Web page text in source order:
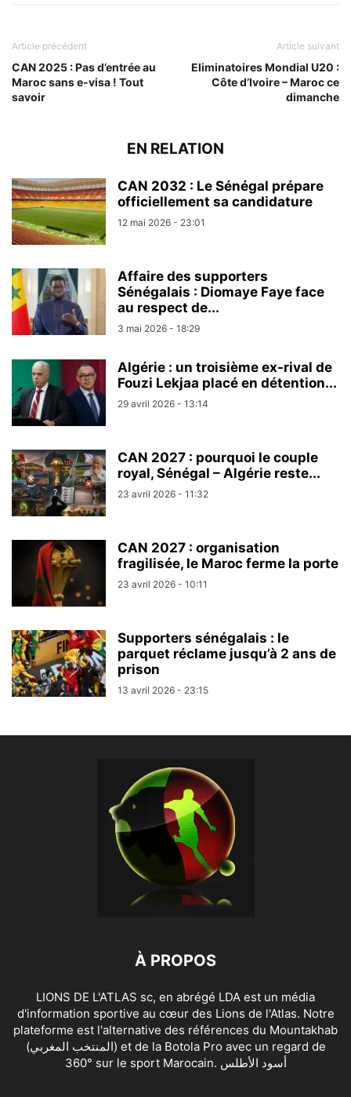
Article précédent
CAN 2025 : Pas d’entrée au
Maroc sans e-visa ! Tout
savoir
Article suivant
Eliminatoires Mondial U20 :
Côte d’Ivoire – Maroc ce
dimanche
EN RELATION
CAN 2032 : Le Sénégal prépare
officiellement sa candidature
12 mai 2026 - 23:01
Affaire des supporters
Sénégalais : Diomaye Faye face
au respect de...
3 mai 2026 - 18:29
Algérie : un troisième ex-rival de
Fouzi Lekjaa placé en détention...
29 avril 2026 - 13:14
CAN 2027 : pourquoi le couple
royal, Sénégal – Algérie reste...
23 avril 2026 - 11:32
CAN 2027 : organisation
fragilisée, le Maroc ferme la porte
23 avril 2026 - 10:11
Supporters sénégalais : le
parquet réclame jusqu’à 2 ans de
prison
13 avril 2026 - 23:15
À PROPOS
LIONS DE L'ATLAS sc, en abrégé LDA est un média
d'information sportive au cœur des Lions de l'Atlas. Notre
plateforme est l'alternative des références du Mountakhab
(المنتخب المغربي) et de la Botola Pro avec un regard de
360° sur le sport Marocain. أسود الأطلس